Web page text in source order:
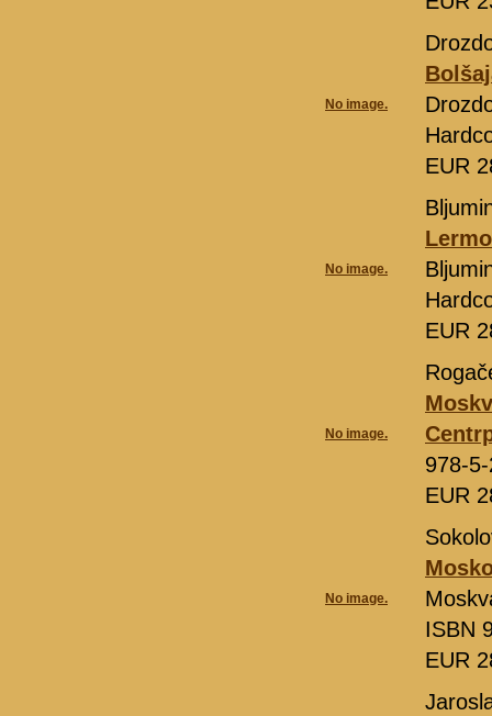
No image.
EUR
No image.
EUR
No image.
978-
EUR
No image.
ISBN
EUR